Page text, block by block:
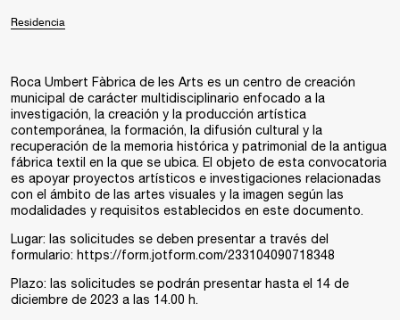
Residencia
Roca Umbert Fàbrica de les Arts es un centro de creación
municipal de carácter multidisciplinario enfocado a la
investigación, la creación y la producción artística
contemporánea, la formación, la difusión cultural y la
recuperación de la memoria histórica y patrimonial de la antigua
fábrica textil en la que se ubica. El objeto de esta convocatoria
es apoyar proyectos artísticos e investigaciones relacionadas
con el ámbito de las artes visuales y la imagen según las
modalidades y requisitos establecidos en este documento.
Lugar: las solicitudes se deben presentar a través del
formulario: https://form.jotform.com/233104090718348
Plazo: las solicitudes se podrán presentar hasta el 14 de
diciembre de 2023 a las 14.00 h.